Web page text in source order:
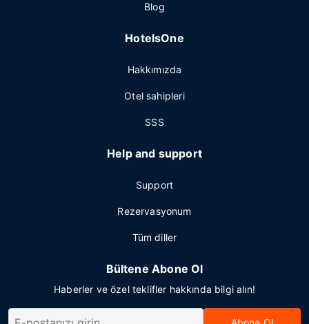
Blog
HotelsOne
Hakkımızda
Otel sahipleri
SSS
Help and support
Support
Rezervasyonum
Tüm diller
Bültene Abone Ol
Haberler ve özel teklifler hakkında bilgi alın!